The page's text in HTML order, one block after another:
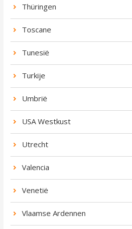
Thüringen
Toscane
Tunesië
Turkije
Umbrië
USA Westkust
Utrecht
Valencia
Venetië
Vlaamse Ardennen